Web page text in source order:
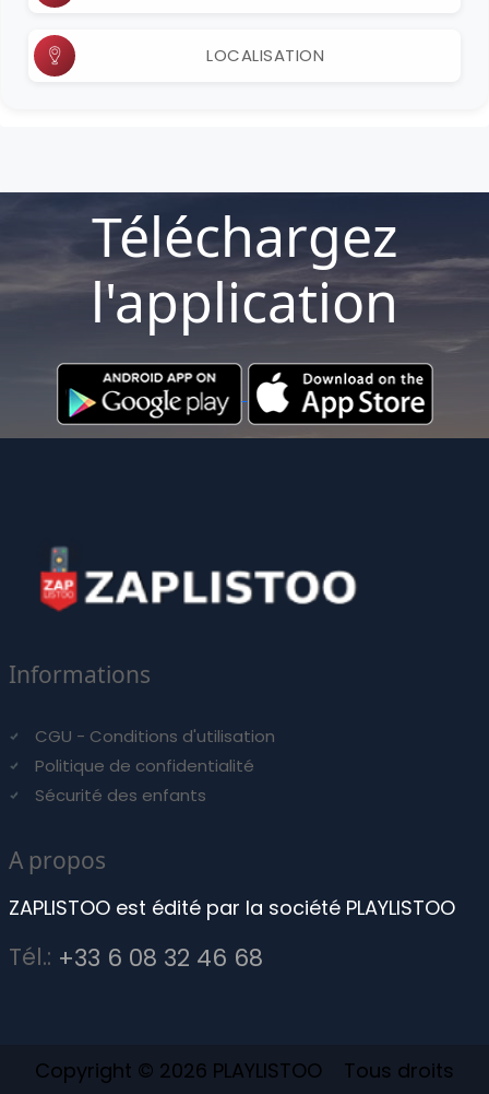
LOCALISATION
Téléchargez
l'application
Informations
CGU - Conditions d'utilisation
Politique de confidentialité
Sécurité des enfants
A propos
ZAPLISTOO est édité par la société PLAYLISTOO
Tél.: +33 6 08 32 46 68
Copyright © 2026 PLAYLISTOO Tous droits